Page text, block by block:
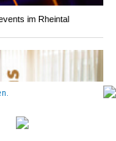
im Rheintal